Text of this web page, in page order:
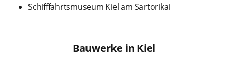
Schifffahrtsmuseum Kiel am Sartorikai
Bauwerke in Kiel